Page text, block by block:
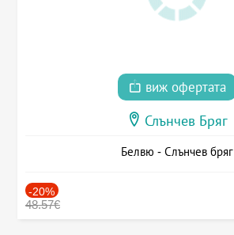
виж офертата
Слънчев Бряг
Белвю - Слънчев бряг
-20%
48.57€